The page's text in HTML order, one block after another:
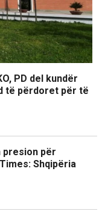
PD del kundër
të përdoret për të
presion për
Shqipëria